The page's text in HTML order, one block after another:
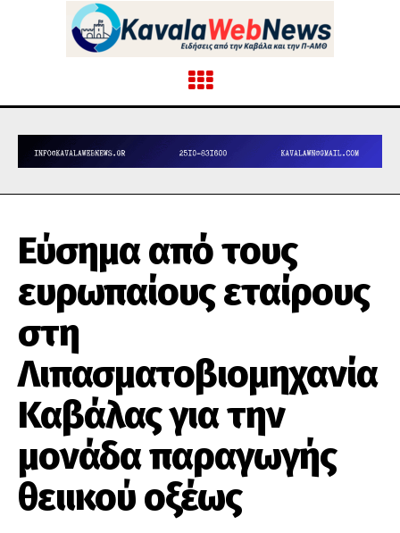
Εύσημα από τους
ευρωπαίους εταίρους
στη
Λιπασματοβιομηχανία
Καβάλας για την
μονάδα παραγωγής
θειικού οξέως